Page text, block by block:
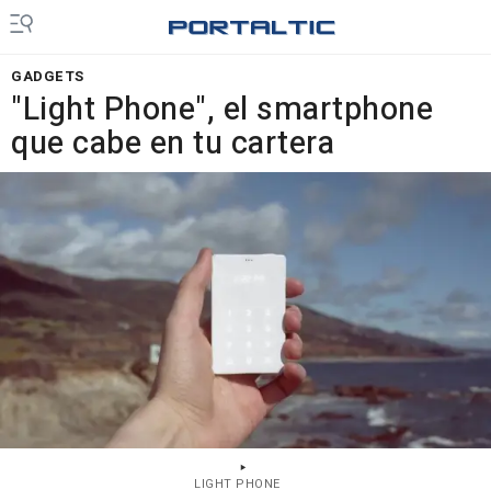
GADGETS
"Light Phone", el smartphone
que cabe en tu cartera
LIGHT PHONE